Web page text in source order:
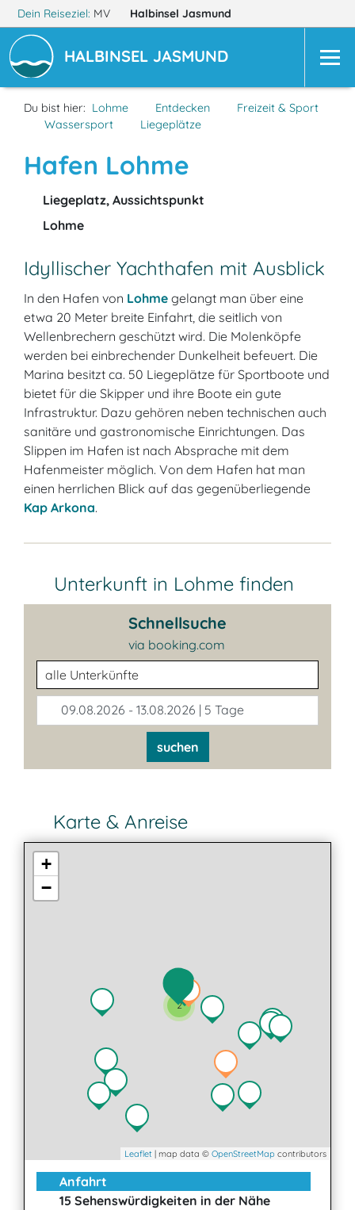
Dein Reiseziel: MV Halbinsel Jasmund
HALBINSEL JASMUND
Du bist hier: Lohme Entdecken
Freizeit & Sport
Wassersport
Liegeplätze
Hafen Lohme
Liegeplatz, Aussichtspunkt
Lohme
Idyllischer Yachthafen mit Ausblick
In den Hafen von Lohme gelangt man über eine
etwa 20 Meter breite Einfahrt, die seitlich von
Wellenbrechern geschützt wird. Die Molenköpfe
werden bei einbrechender Dunkelheit befeuert. Die
Marina besitzt ca. 50 Liegeplätze für Sportboote und
bietet für die Skipper und ihre Boote ein gute
Infrastruktur. Dazu gehören neben technischen auch
sanitäre und gastronomische Einrichtungen. Das
Slippen im Hafen ist nach Absprache mit dem
Hafenmeister möglich. Von dem Hafen hat man
einen herrlichen Blick auf das gegenüberliegende
Kap Arkona.
Unterkunft in Lohme finden
Schnellsuche
via booking.com
Unterkunftsart
09.08.2026 - 13.08.2026 | 5 Tage
suchen
Karte & Anreise
2
+
−
Leaflet | map data © OpenStreetMap contributors
Anfahrt
15 Sehenswürdigkeiten in der Nähe